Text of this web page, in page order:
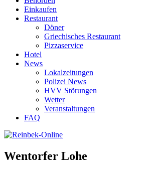
Einkaufen
Restaurant
Döner
Griechisches Restaurant
Pizzaservice
Hotel
News
Lokalzeitungen
Polizei News
HVV Störungen
Wetter
Veranstaltungen
FAQ
Wentorfer Lohe